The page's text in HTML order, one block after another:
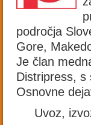
področja
Gore,
Je član
Distripress, s
Osnovne
Uvoz,